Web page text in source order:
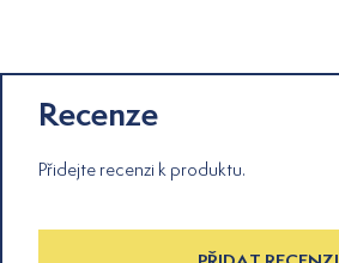
Recenze
Přidejte recenzi k produktu.